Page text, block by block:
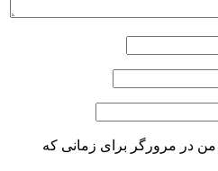
من در مرورگر برای زمانی که